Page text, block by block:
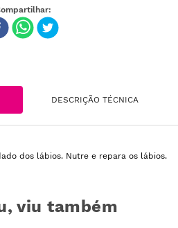
DESCRIÇÃO TÉCNICA
dos lábios. Nutre e repara os lábios.
viu também